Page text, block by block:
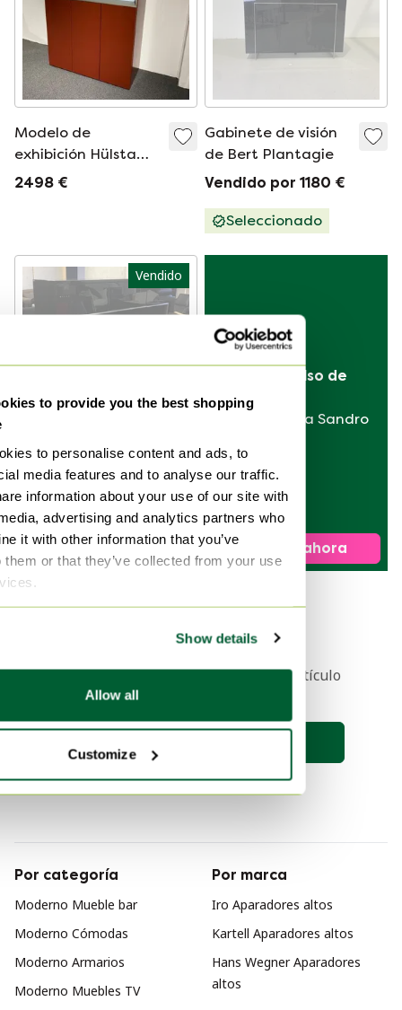
to provide you the best shopping
to personalise content and ads, to
media features and to analyse our traffic.
information about your use of our site with
advertising and analytics partners who
it with other information that you’ve
them or that they’ve collected from your use
Show details
Allow all
Customize
Modelo de
exhibición Hülsta
Tetrim
2498 €
Gabinete de visión
de Bert Plantagie
Vendido por 1180 €
Seleccionado
Vendido
Gabinete de visión
de Bert Plantagie
Vendido por 1299 €
Vende tu bolso de
diseñador
de Hermès a Sandro
Vender ahora
1
Recibe una notificación cuando el artículo
de tus sueños esté en línea 🔎
Por categoría
Moderno Mueble bar
Moderno Cómodas
Moderno Armarios
Moderno Muebles TV
Por marca
Iro Aparadores altos
Kartell Aparadores altos
Hans Wegner Aparadores
altos